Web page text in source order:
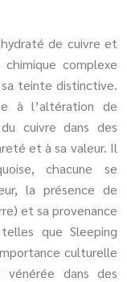
de cuivre et
chimique complexe
sa teinte distinctive.
à l’altération de
cuivre dans des
et à sa valeur. Il
chacune se
la présence de
et sa provenance
que Sleeping
culturelle
dans des